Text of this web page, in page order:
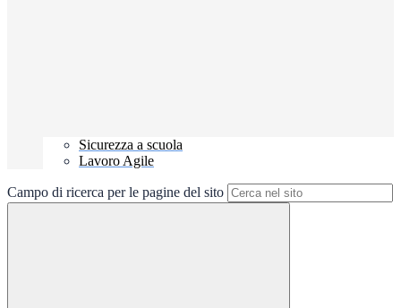
Sicurezza a scuola
Lavoro Agile
Campo di ricerca per le pagine del sito